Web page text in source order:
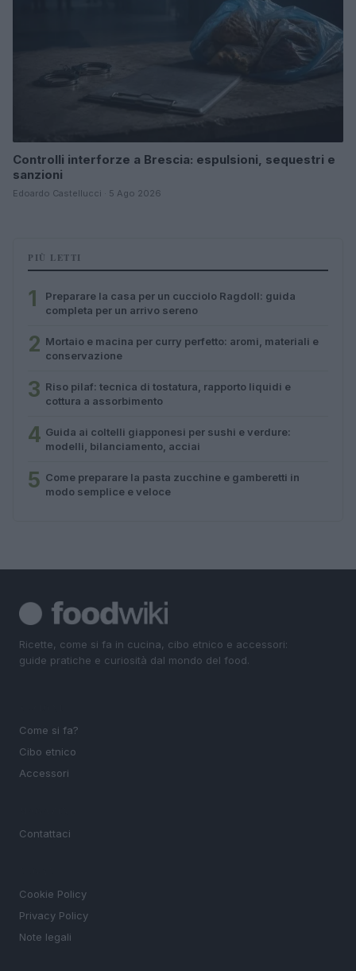
Controlli interforze a Brescia: espulsioni, sequestri e
sanzioni
Edoardo Castellucci · 5 Ago 2026
PIÙ LETTI
1
Preparare la casa per un cucciolo Ragdoll: guida
completa per un arrivo sereno
2 Mortaio e macina per curry perfetto: aromi, materiali e
conservazione
3 Riso pilaf: tecnica di tostatura, rapporto liquidi e
cottura a assorbimento
4 Guida ai coltelli giapponesi per sushi e verdure:
modelli, bilanciamento, acciai
5 Come preparare la pasta zucchine e gamberetti in
modo semplice e veloce
Ricette, come si fa in cucina, cibo etnico e accessori:
guide pratiche e curiosità dal mondo del food.
Come si fa?
Cibo etnico
Accessori
Contattaci
Cookie Policy
Privacy Policy
Note legali